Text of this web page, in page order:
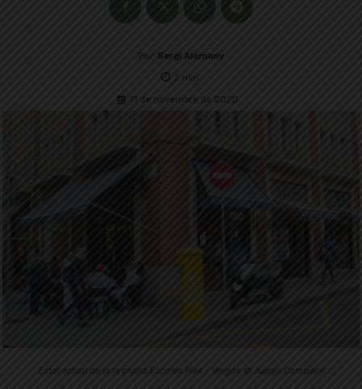
Per Sergi Alemany
2 min.
11 de novembre de 2020
Estat actual de la la cruïlla Escoles Pies - Vergós © Juanjo Compairé